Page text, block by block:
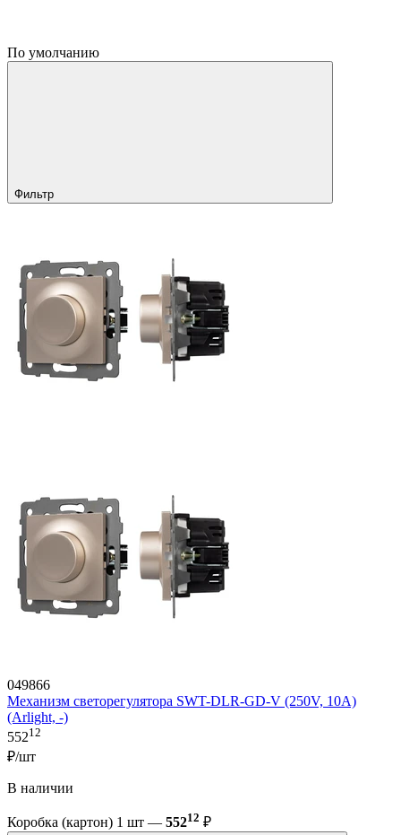
По умолчанию
Фильтр
049866
Механизм светорегулятора SWT-DLR-GD-V (250V, 10A)
(Arlight, -)
55212
₽/шт
В наличии
Коробка (картон) 1 шт — 55212 ₽